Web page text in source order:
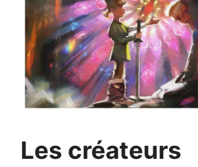
Les créateurs